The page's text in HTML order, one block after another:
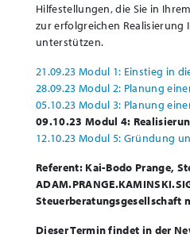
Hilfestellungen, die Sie in
zur erfolgreichen Realisierung
unterstützen.
21.09.23 Modul 1: Einstieg in
28.09.23 Modul 2: Planung
05.10.23 Modul 3: Planung
09.10.23 Modul 4:
12.10.23 Modul 5: Gründung
Referent: Kai-Bodo Prange,
Steuerberatungsgesellschaft
Dieser Termin findet in der